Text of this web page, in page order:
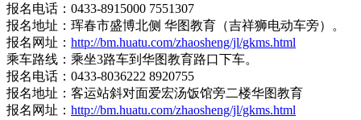
报名电话：0433-8915000 7551307
报名地址：珲春市盛博北侧 华图教育（吉祥狮电动车旁）。
报名网址： http://bm.huatu.com/zhaosheng/jl/gkms.html
乘车路线：乘坐3路车到华图教育路口下车。
报名电话：0433-8036222 8920755
报名地址：客运站斜对面爱宏汤饭馆旁二楼华图教育
报名网址： http://bm.huatu.com/zhaosheng/jl/gkms.html